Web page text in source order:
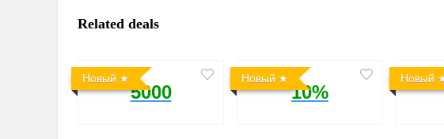
Related deals
Новый
5000
Новый
10%
Новый